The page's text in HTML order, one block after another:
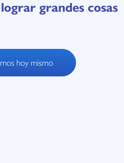
grandes cosas
hoy mismo